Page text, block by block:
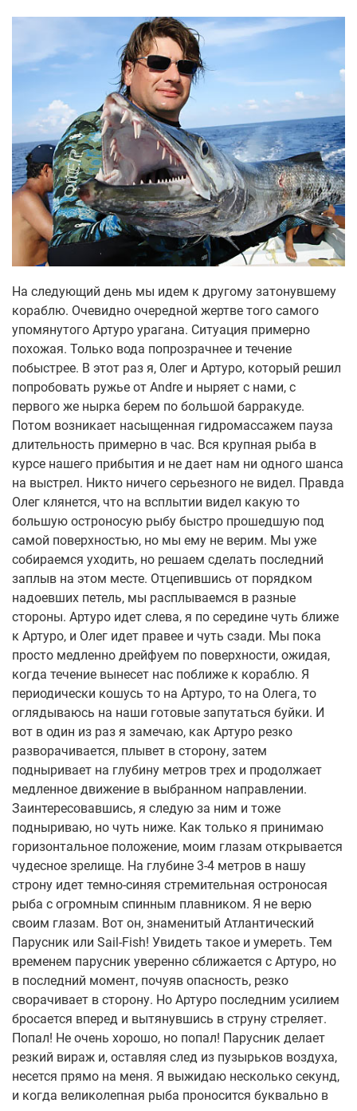
На следующий день мы идем к другому затонувшему
кораблю. Очевидно очередной жертве того самого
упомянутого Артуро урагана. Ситуация примерно
похожая. Только вода попрозрачнее и течение
побыстрее. В этот раз я, Олег и Артуро, который решил
попробовать ружье от Andre и ныряет с нами, с
первого же нырка берем по большой барракуде.
Потом возникает насыщенная гидромассажем пауза
длительность примерно в час. Вся крупная рыба в
курсе нашего прибытия и не дает нам ни одного шанса
на выстрел. Никто ничего серьезного не видел. Правда
Олег клянется, что на всплытии видел какую то
большую остроносую рыбу быстро прошедшую под
самой поверхностью, но мы ему не верим. Мы уже
собираемся уходить, но решаем сделать последний
заплыв на этом месте. Отцепившись от порядком
надоевших петель, мы расплываемся в разные
стороны. Артуро идет слева, я по середине чуть ближе
к Артуро, и Олег идет правее и чуть сзади. Мы пока
просто медленно дрейфуем по поверхности, ожидая,
когда течение вынесет нас поближе к кораблю. Я
периодически кошусь то на Артуро, то на Олега, то
оглядываюсь на наши готовые запутаться буйки. И
вот в один из раз я замечаю, как Артуро резко
разворачивается, плывет в сторону, затем
подныривает на глубину метров трех и продолжает
медленное движение в выбранном направлении.
Заинтересовавшись, я следую за ним и тоже
подныриваю, но чуть ниже. Как только я принимаю
горизонтальное положение, моим глазам открывается
чудесное зрелище. На глубине 3-4 метров в нашу
строну идет темно-синяя стремительная остроносая
рыба с огромным спинным плавником. Я не верю
своим глазам. Вот он, знаменитый Атлантический
Парусник или Sail-Fish! Увидеть такое и умереть. Тем
временем парусник уверенно сближается с Артуро, но
в последний момент, почуяв опасность, резко
сворачивает в сторону. Но Артуро последним усилием
бросается вперед и вытянувшись в струну стреляет.
Попал! Не очень хорошо, но попал! Парусник делает
резкий вираж и, оставляя след из пузырьков воздуха,
несется прямо на меня. Я выжидаю несколько секунд,
и когда великолепная рыба проносится буквально в